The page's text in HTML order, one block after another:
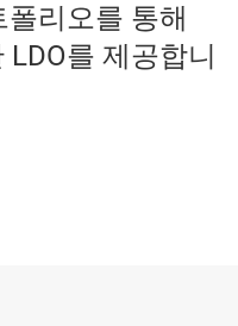
리오를 통해
를 제공합니